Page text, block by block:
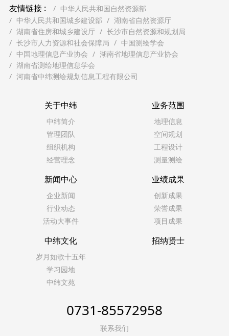
友情链接 :
中华人民共和国自然资源部
中华人民共和国城乡建设部
湖南省自然资源厅
湖南省住房和城乡建设厅
长沙市自然资源和规划局
长沙市人力资源和社会保障局
中国测绘学会
中国地理信息产业协会
湖南省地理信息产业协会
湖南省测绘地理信息学会
河南省中纬测绘规划信息工程有限公司
关于中纬
中纬简介
管理团队
组织机构
经营理念
业务范围
地理信息
空间规划
工程设计
测量测绘
新闻中心
企业新闻
行业动态
活动大事件
业绩成果
创新成果
荣誉成果
项目成果
中纬文化
岁月如歌十五年
学习园地
中纬文苑
招纳贤士
0731-85572958
联系我们